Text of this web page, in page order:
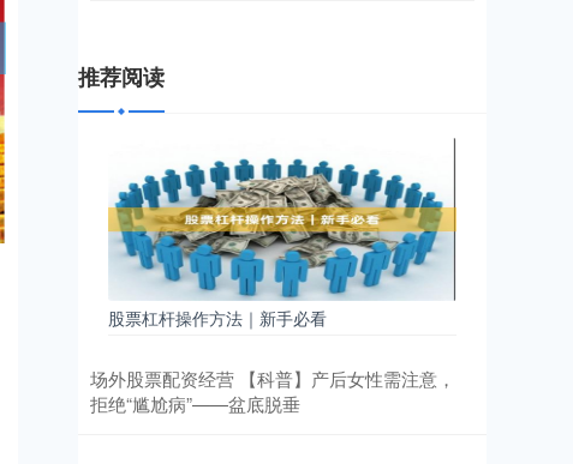
推荐阅读
股票杠杆操作方法｜新手必看
场外股票配资经营 【科普】产后女性需注意，
拒绝“尴尬病”——盆底脱垂